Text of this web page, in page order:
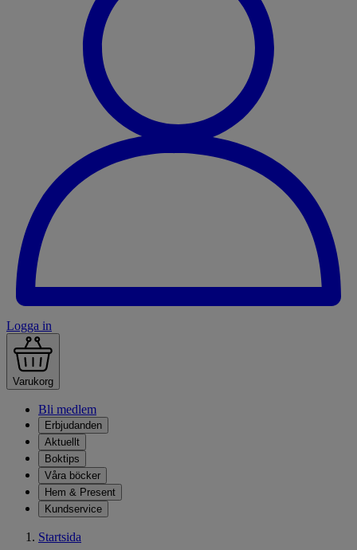
Logga in
Varukorg
Bli medlem
Erbjudanden
Aktuellt
Boktips
Våra böcker
Hem & Present
Kundservice
Startsida